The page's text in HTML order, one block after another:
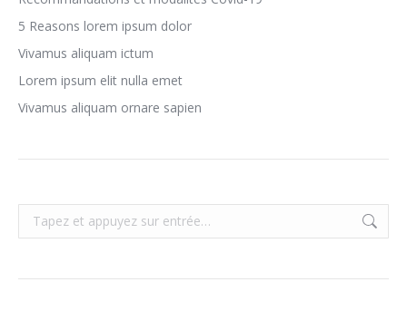
5 Reasons lorem ipsum dolor
Vivamus aliquam ictum
Lorem ipsum elit nulla emet
Vivamus aliquam ornare sapien
Recherche
: